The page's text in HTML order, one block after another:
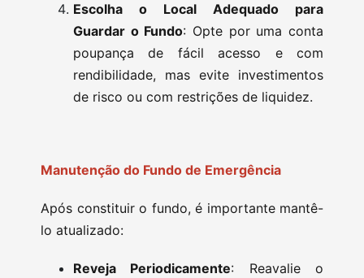
Escolha o Local Adequado para
Guardar o Fundo: Opte por uma conta
poupança de fácil acesso e com
rendibilidade, mas evite investimentos
de risco ou com restrições de liquidez.
Manutenção do Fundo de Emergência
Após constituir o fundo, é importante mantê-
lo atualizado:
Reveja Periodicamente: Reavalie o